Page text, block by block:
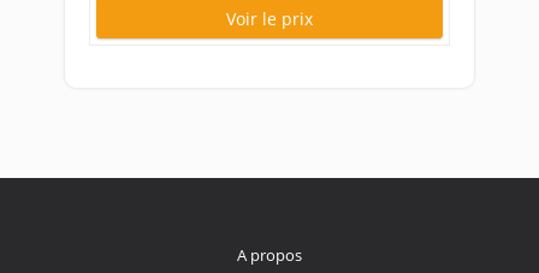
Voir le prix
A propos